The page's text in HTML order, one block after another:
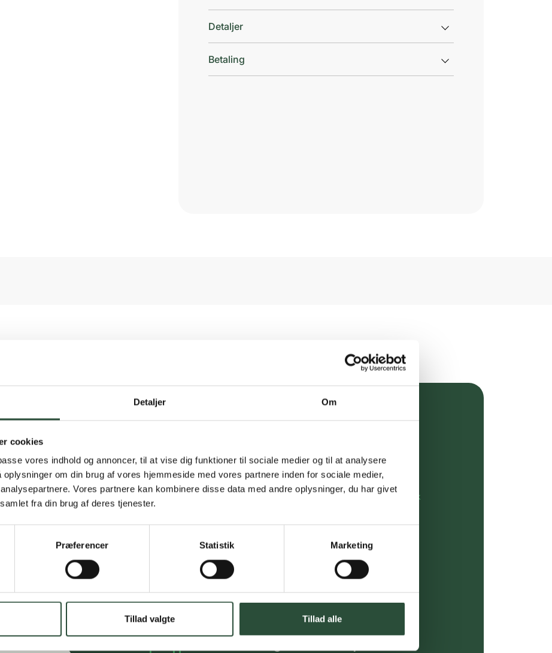
Detaljer Om
cookies
vores indhold og annoncer, til at vise dig funktioner til sociale medier og til at analysere
om din brug af vores hjemmeside med vores partnere inden for sociale medier,
Vores partnere kan kombinere disse data med andre oplysninger, du har givet
fra din brug af deres tjenester.
Præferencer Statistik Marketing
Tillad valgte Tillad alle
Detaljer
Betaling
Gratis fragt over 349 kr.
Personlig rådgivning
Få hjælp til din webordre på: kundeservice@uglecare.dk
Hurtigt leveringen via GLS, og DAO
Faste lave priser*
Stort udvalg af kendte produkter